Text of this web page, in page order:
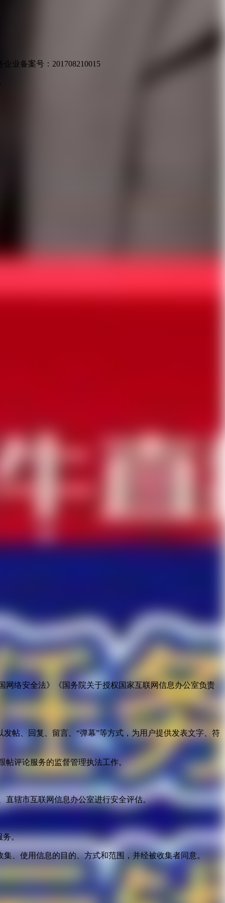
业备案号：201708210015
络安全法》《国务院关于授权国家互联网信息办公室负责
帖、回复、留言、“弹幕”等方式，为用户提供发表文字、符
帖评论服务的监督管理执法工作。
直辖市互联网信息办公室进行安全评估。
务。
、使用信息的目的、方式和范围，并经被收集者同意。